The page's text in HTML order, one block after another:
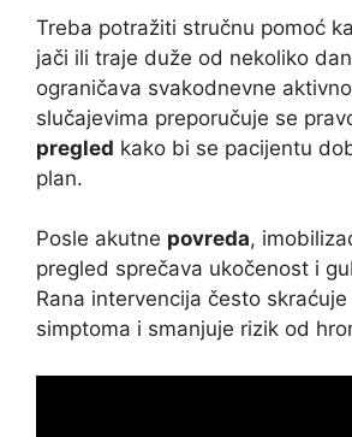
Treba potražiti stručnu pomoć
jači ili traje duže od nekoliko
ograničava svakodnevne
slučajevima preporučuje se
pregled kako bi se pacijentu
plan.
Posle akutne povreda,
pregled sprečava ukočenost i
Rana intervencija često
simptoma i smanjuje rizik od